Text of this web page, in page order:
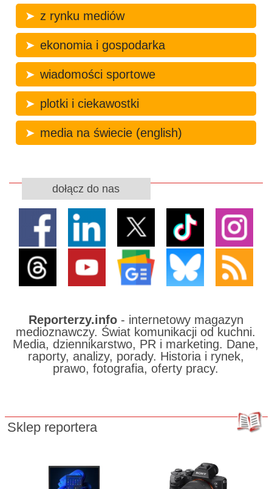
z rynku mediów
ekonomia i gospodarka
wiadomości sportowe
plotki i ciekawostki
media na świecie (english)
dołącz do nas
Reporterzy.info- internetowy magazyn
medioznawczy. Świat komunikacji od kuchni.
Media, dziennikarstwo, PR i marketing. Dane,
raporty, analizy, porady. Historia i rynek,
prawo, fotografia, oferty pracy.
Sklep reportera